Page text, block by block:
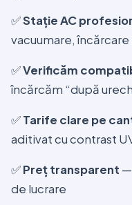
✅Stație AC
vacuumare, încărcare
✅Verificăm
încărcăm “după
✅Tarife clare pe
aditivat cu contrast
✅Preț transparent —
de lucrare